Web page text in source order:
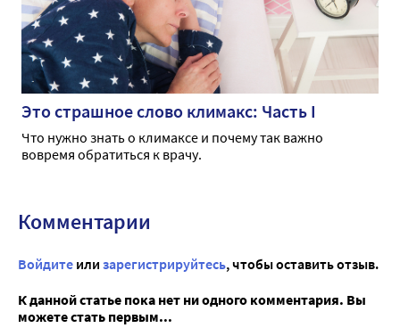
Это страшное слово климакс: Часть I
Что нужно знать о климаксе и почему так важно
вовремя обратиться к врачу.
Комментарии
Войдите или зарегистрируйтесь, чтобы оставить отзыв.
К данной статье пока нет ни одного комментария. Вы
можете стать первым...